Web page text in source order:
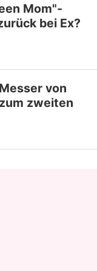
Mom"-
bei Ex?
von
zweiten